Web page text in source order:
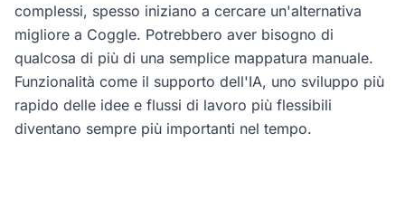
complessi, spesso iniziano a cercare un'alternativa
migliore a Coggle. Potrebbero aver bisogno di
qualcosa di più di una semplice mappatura manuale.
Funzionalità come il supporto dell'IA, uno sviluppo più
rapido delle idee e flussi di lavoro più flessibili
diventano sempre più importanti nel tempo.